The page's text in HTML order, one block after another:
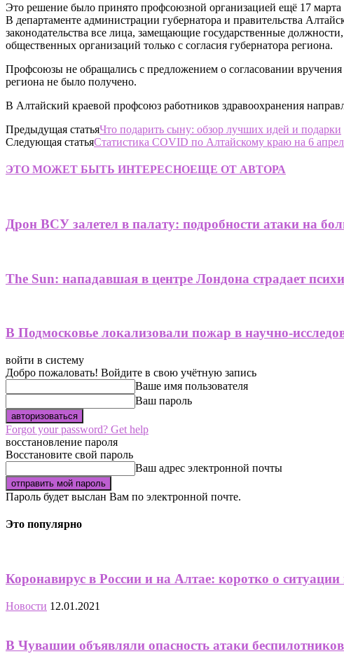
Это решение было принято профсоюзной организацией ещё 17
В департаменте администрации губернатора и правительства
законодательства все лица, замещающие государственные
общественных организаций только с согласия губернатора региона.
Профсоюзы не обращались с предложением о согласовании
региона не было получено.
В Алтайский краевой профсоюз работников здравоохранения
Предыдущая статьяЧто подарить сыну: обзор лучших идей и подарки
Следующая статьяСтатистика COVID по Алтайскому краю на 6
ЭТО МОЖЕТ БЫТЬ ИНТЕРЕСНОЕЩЕ ОТ АВТОРА
Дрон ВСУ залетел в палату: подробности атаки на
The Sun: нападавшая в центре Лондона страдает
В Подмосковье локализовали пожар в научно-
войти в систему
Добро пожаловать! Войдите в свою учётную запись
Ваше имя пользователя
Ваш пароль
Forgot your password? Get help
восстановление пароля
Восстановите свой пароль
Ваш адрес электронной почты
Пароль будет выслан Вам по электронной почте.
Это популярно
Коронавирус в России и на Алтае: коротко о ситуации
Новости 12.01.2021
В Чувашии объявляли опасность атаки беспилотников